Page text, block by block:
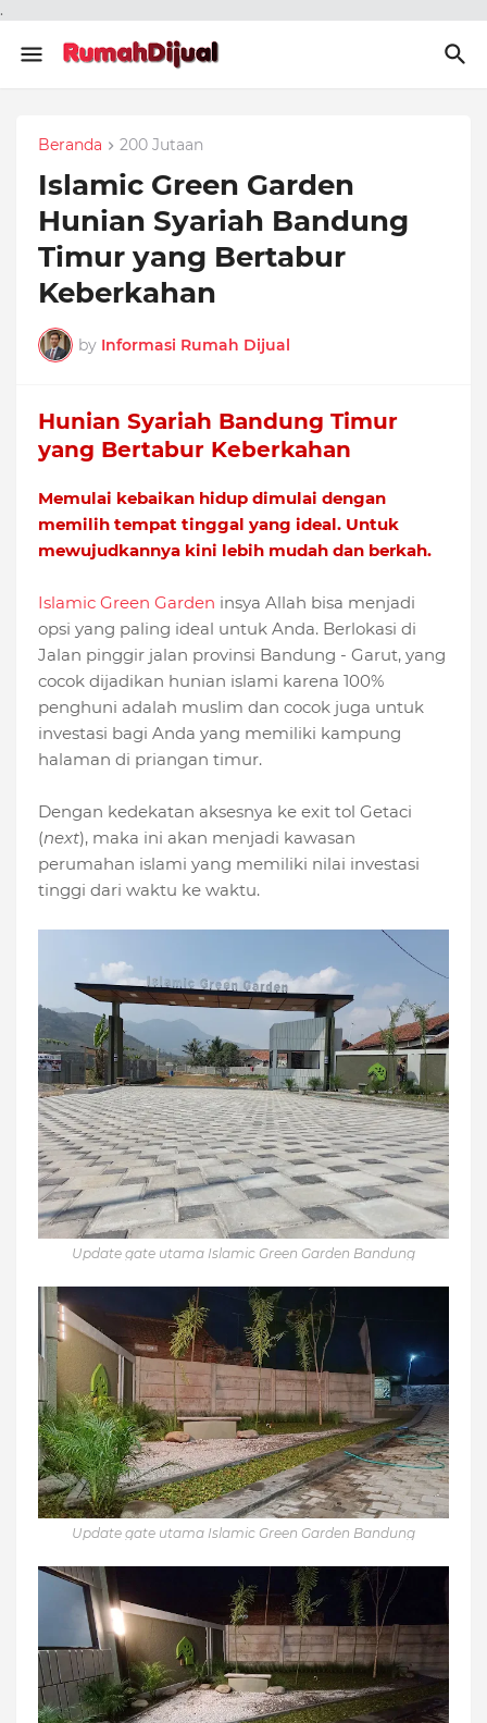
.
Beranda 200 Jutaan
Islamic Green Garden
Hunian Syariah Bandung
Timur yang Bertabur
Keberkahan
by Informasi Rumah Dijual
Hunian Syariah Bandung Timur
yang Bertabur Keberkahan
Memulai kebaikan hidup dimulai dengan
memilih tempat tinggal yang ideal. Untuk
mewujudkannya kini lebih mudah dan berkah.
Islamic Green Garden insya Allah bisa menjadi
opsi yang paling ideal untuk Anda. Berlokasi di
Jalan pinggir jalan provinsi Bandung - Garut, yang
cocok dijadikan hunian islami karena 100%
penghuni adalah muslim dan cocok juga untuk
investasi bagi Anda yang memiliki kampung
halaman di priangan timur.
Dengan kedekatan aksesnya ke exit tol Getaci
(next), maka ini akan menjadi kawasan
perumahan islami yang memiliki nilai investasi
tinggi dari waktu ke waktu.
Update gate utama Islamic Green Garden Bandung
Update gate utama Islamic Green Garden Bandung